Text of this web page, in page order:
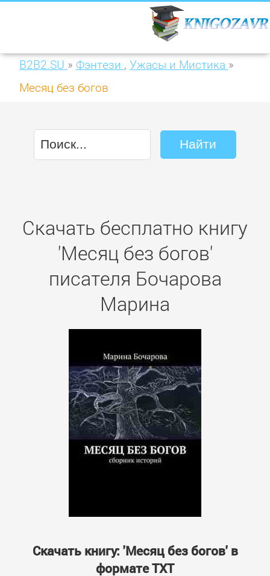
B2B2.SU » Фэнтези , Ужасы и Мистика »
Месяц без богов
Скачать бесплатно книгу
'Месяц без богов'
писателя Бочарова
Марина
Скачать книгу: 'Месяц без богов' в
формате TXT